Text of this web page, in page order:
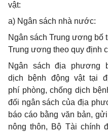
vật:
a) Ngân sách nhà nước:
Ngân sách Trung ương bố
Trung ương theo quy định
Ngân sách địa phương
dịch bệnh động vậttại
phí phòng,chống dịch
đối ngân sách của địa
báo cáo bằng văn bản,
nông thôn, Bộ Tài chính